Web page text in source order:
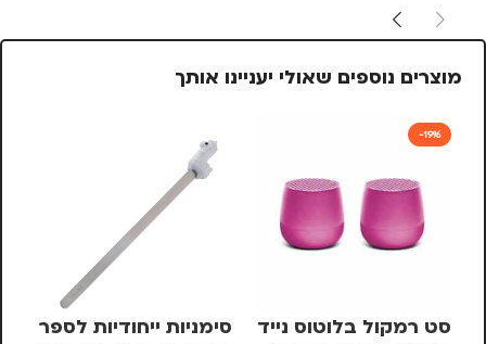
מוצרים נוספים שאולי יעניינו אותך
-19%
סט רמקול בלוטוס נייד
סימניות ייחודיות לספר